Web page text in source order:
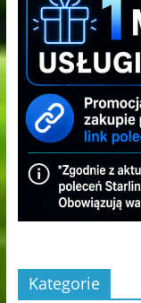
Kategorie